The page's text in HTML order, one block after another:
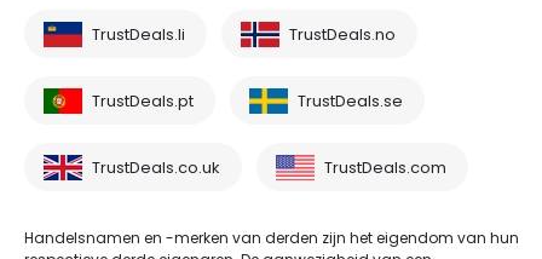
TrustDeals.li TrustDeals.no
TrustDeals.pt TrustDeals.se
TrustDeals.co.uk TrustDeals.com
Handelsnamen en -merken van derden zijn het eigendom van hun